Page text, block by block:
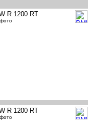
R 1200 RT
R 1200 RT